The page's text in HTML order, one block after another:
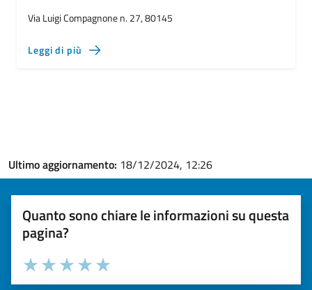
Via Luigi Compagnone n. 27, 80145
Leggi di più
Ultimo aggiornamento: 18/12/2024, 12:26
Quanto sono chiare le informazioni su questa
pagina?
Valuta la chiarezza delle informazioni (da 1 a 5 stelle)
Seleziona il numero di stelle per valutare la chiarezza delle
Valuta 5 stelle su 5
Valuta 4 stelle su 5
Valuta 3 stelle su 5
Valuta 2 stelle su 5
Valuta 1 stelle su 5